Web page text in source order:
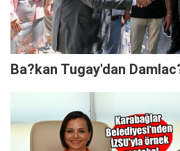
Ba?kan Tugay'dan